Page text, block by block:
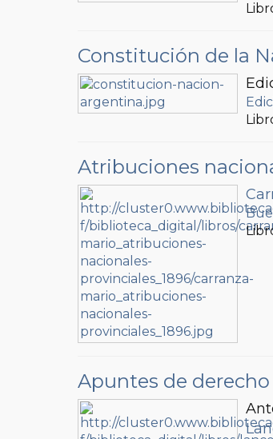
Constitución de la
Atribuciones
Apuntes de